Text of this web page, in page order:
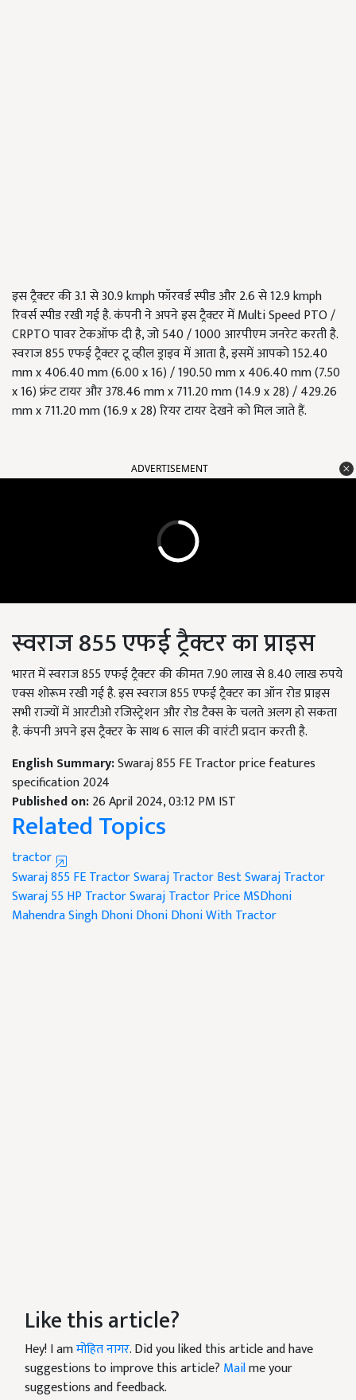
इस ट्रैक्टर की 3.1 से 30.9 kmph फॉरवर्ड स्पीड और 2.6 से 12.9 kmph
रिवर्स स्पीड रखी गई है. कंपनी ने अपने इस ट्रैक्टर में Multi Speed PTO /
CRPTO पावर टेकऑफ दी है, जो 540 / 1000 आरपीएम जनरेट करती है.
स्वराज 855 एफई ट्रैक्टर टू व्हील ड्राइव में आता है, इसमें आपको 152.40
mm x 406.40 mm (6.00 x 16) / 190.50 mm x 406.40 mm (7.50
x 16) फ्रंट टायर और 378.46 mm x 711.20 mm (14.9 x 28) / 429.26
mm x 711.20 mm (16.9 x 28) रियर टायर देखने को मिल जाते हैं.
ADVERTISEMENT
स्वराज 855 एफई ट्रैक्टर का प्राइस
भारत में स्वराज 855 एफई ट्रैक्टर की कीमत 7.90 लाख से 8.40 लाख रुपये
एक्स शोरूम रखी गई है. इस स्वराज 855 एफई ट्रैक्टर का ऑन रोड प्राइस
सभी राज्यों में आरटीओ रजिस्ट्रेशन और रोड टैक्स के चलते अलग हो सकता
है. कंपनी अपने इस ट्रैक्टर के साथ 6 साल की वारंटी प्रदान करती है.
English Summary:Swaraj 855 FE Tractor price features
specification 2024
Published on:26 April 2024, 03:12 PM IST
Related Topics
tractor
Swaraj 855 FE TractorSwaraj TractorBest Swaraj Tractor
Swaraj 55 HP TractorSwaraj Tractor PriceMSDhoni
Mahendra Singh DhoniDhoniDhoni With Tractor
Like this article?
Hey! I amमोहित नागर. Did you liked this article and have
suggestions to improve this article? Mailme your
suggestions and feedback.